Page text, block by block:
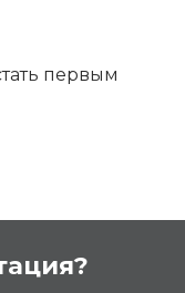
первым